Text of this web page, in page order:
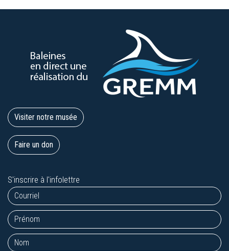
Visiter notre musée
Faire un don
S'inscrire à l'infolettre